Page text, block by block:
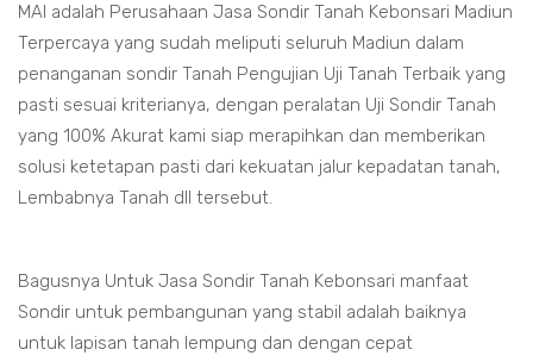
MAI adalah Perusahaan Jasa Sondir Tanah Kebonsari Madiun
Terpercaya yang sudah meliputi seluruh Madiun dalam
penanganan sondir Tanah Pengujian Uji Tanah Terbaik yang
pasti sesuai kriterianya, dengan peralatan Uji Sondir Tanah
yang 100% Akurat kami siap merapihkan dan memberikan
solusi ketetapan pasti dari kekuatan jalur kepadatan tanah,
Lembabnya Tanah dll tersebut.
Bagusnya Untuk Jasa Sondir Tanah Kebonsari manfaat
Sondir untuk pembangunan yang stabil adalah baiknya
untuk lapisan tanah lempung dan dengan cepat